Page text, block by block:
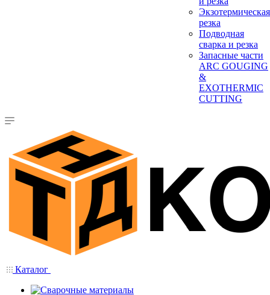
Экзотермическая
резка
Подводная
сварка и резка
Запасные части
ARC GOUGING
&
EXOTHERMIC
CUTTING
Каталог